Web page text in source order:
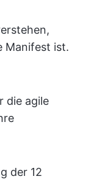
Manifest ist.
die agile
der 12